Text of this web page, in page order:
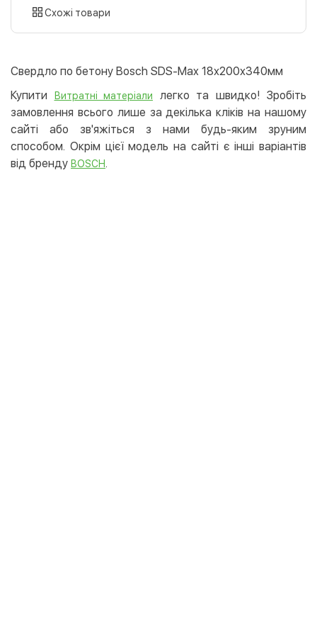
картою
LiqPay
Apple Pay
Google Pay
Безготівковий розрахунок
Оплата на карту юр.особи
Безкоштовно
Схожі товари
Свердло по бетону Bosch SDS-Max 18х200х340мм
Купити
Витратні матеріали
легко та швидко! Зробіть
замовлення всього лише за декілька кліків на нашому
сайті або зв'яжіться з нами будь-яким зруним
способом. Окрім цієї модель на сайті є інші варіантів
від бренду BOSCH.